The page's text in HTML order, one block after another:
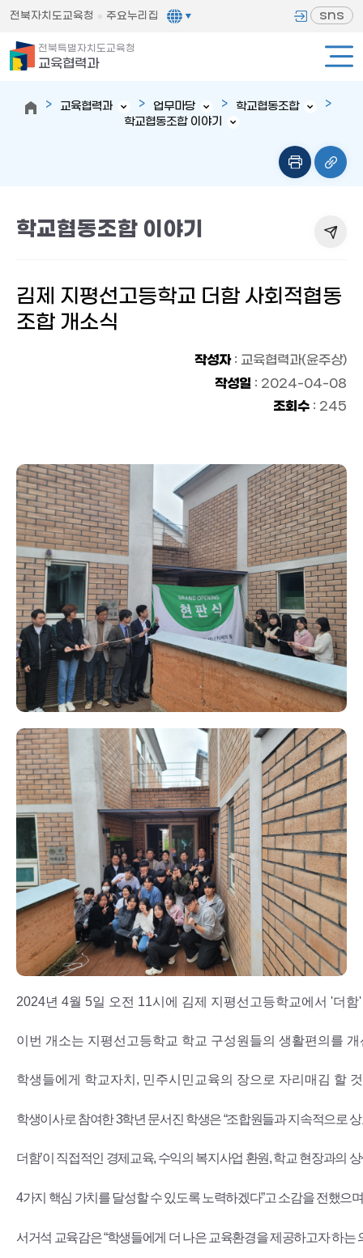
전북자치도교육청 주요누리집 sns
전북특별자치도교육청
교육협력과
교육협력과 업무마당
학교협동조합
학교협동조합 이야기
학교협동조합 이야기
김제 지평선고등학교 더함 사회적협동
조합 개소식
작성자: 교육협력과(윤주상)
작성일 : 2024-04-08
조회수 : 245
2024년 4월 5일 오전 11시에 김제 지평선고등학교에서 '더
이번 개소는 지평선고등학교 학교 구성원들의 생활편의를
학생들에게 학교자치, 민주시민교육의 장으로 자리매김 할
학생이사로 참여한 3학년 문서진 학생은 “조합원들과 지속적으로
더함’이 직접적인 경제교육, 수익의 복지사업 환원, 학교 현장과의
4가지 핵심 가치를 달성할 수 있도록 노력하겠다”고 소감을 전했으
서거석 교육감은 “학생들에게 더 나은 교육환경을 제공하고자 하는